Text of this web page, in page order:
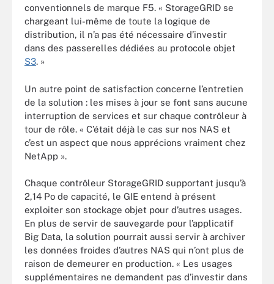
conventionnels de marque F5. « StorageGRID se
chargeant lui-même de toute la logique de
distribution, il n’a pas été nécessaire d’investir
dans des passerelles dédiées au protocole objet
S3. »
Un autre point de satisfaction concerne l’entretien
de la solution : les mises à jour se font sans aucune
interruption de services et sur chaque contrôleur à
tour de rôle. « C’était déjà le cas sur nos NAS et
c’est un aspect que nous apprécions vraiment chez
NetApp ».
Chaque contrôleur StorageGRID supportant jusqu’à
2,14 Po de capacité, le GIE entend à présent
exploiter son stockage objet pour d’autres usages.
En plus de servir de sauvegarde pour l’applicatif
Big Data, la solution pourrait aussi servir à archiver
les données froides d’autres NAS qui n’ont plus de
raison de demeurer en production. « Les usages
supplémentaires ne demandent pas d’investir dans